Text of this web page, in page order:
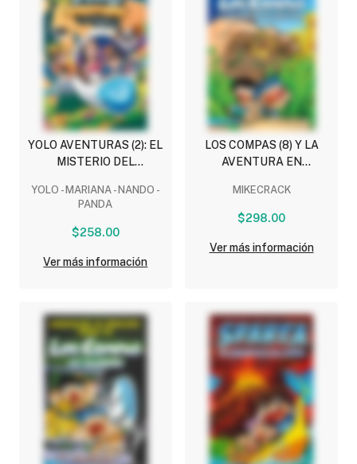
YOLO AVENTURAS (2): EL
MISTERIO DEL
YOLO - MARIANA - NANDO -
PANDA
$258.00
Ver más información
LOS COMPAS (8) Y LA
AVENTURA EN
MIKECRACK
$298.00
Ver más información